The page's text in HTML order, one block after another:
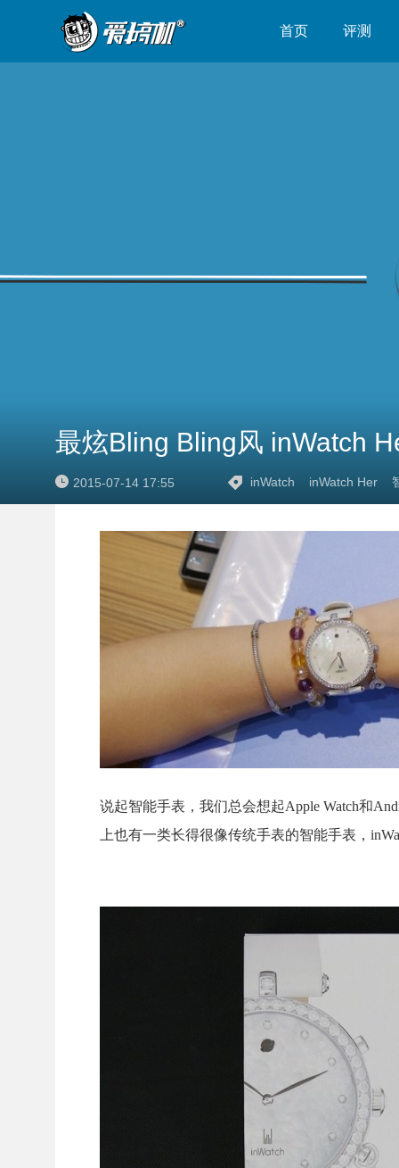
首页 评测
最炫Bling Bling风 inWatch
2015-07-14 17:55 inWatch inWatch Her
说起智能手表，我们总会想起Apple Watch和
上也有一类长得很像传统手表的智能手表，